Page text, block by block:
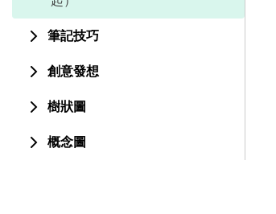
筆記技巧
創意發想
樹狀圖
概念圖